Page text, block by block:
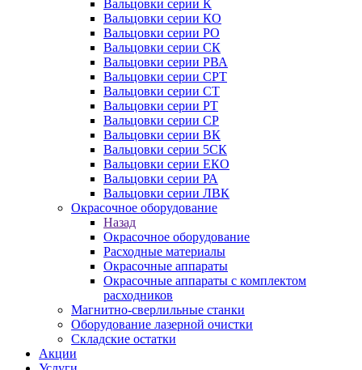
Вальцовки серии К
Вальцовки серии КО
Вальцовки серии РО
Вальцовки серии СК
Вальцовки серии РВА
Вальцовки серии СРТ
Вальцовки серии СТ
Вальцовки серии РТ
Вальцовки серии СР
Вальцовки серии ВК
Вальцовки серии 5СК
Вальцовки серии ЕКО
Вальцовки серии РА
Вальцовки серии ЛВК
Окрасочное оборудование
Назад
Окрасочное оборудование
Расходные материалы
Окрасочные аппараты
Окрасочные аппараты с комплектом
расходников
Магнитно-сверлильные станки
Оборудование лазерной очистки
Складские остатки
Акции